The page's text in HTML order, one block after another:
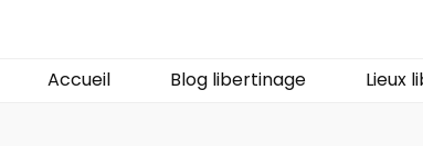
Accueil Blog libertinage Lieux